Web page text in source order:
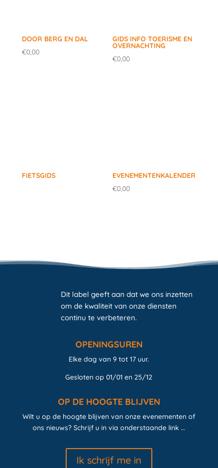
DOOR BERG EN DAL
€0,00
GIDS INFO TOERISME EN
OVERNACHTING
€0,00
FIETSGIDS
EVENEMENTENKALENDER
€0,00
Dit label geeft aan dat we ons inzetten
om de kwaliteit van onze diensten
continu te verbeteren.
OPENINGSUREN
Elke dag van 9 tot 17 uur.
Gesloten op 01/01 en 25/12
OP DE HOOGTE BLIJVEN
Wilt u op de hoogte blijven van onze evenementen of
ons nieuws? Schrijf u in via onderstaande link …
Ik schrijf me in